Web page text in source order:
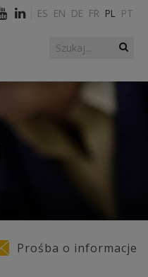
Formularz
wyszukiwania
Szukaj
ES EN DE FR PL PT
Prośba o informacje